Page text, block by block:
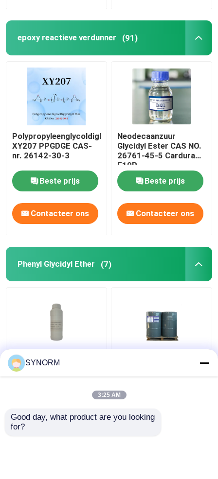
De gehydrogeneerde epoxyhars van Bisphenol A
Aromatische Glycidyl Ether
Butyl Glycidyl Ether
Epoxy glycidylesters
Acetaalchemicaliën
elektronische chemicaliën
Bisfenol F epoxyhars
epoxy reactieve verdunner (91)
Polypropyleenglycoldiglycidylether
XY207 PPGDGE CAS-
nr. 26142-30-3
Beste prijs
Contacteer ons
Neodecaanzuur
Glycidyl Ester CAS NO.
26761-45-5 Cardura
E10P
Beste prijs
Contacteer ons
Phenyl Glycidyl Ether (7)
C10H12O2 moleculair
Formule Kleurloos
Soortelijk gewicht 1,08
Rangc6h5ch2och2
CHCH2 O Structureel
SYNORM
3:25 AM
Good day, what product are you looking
for?